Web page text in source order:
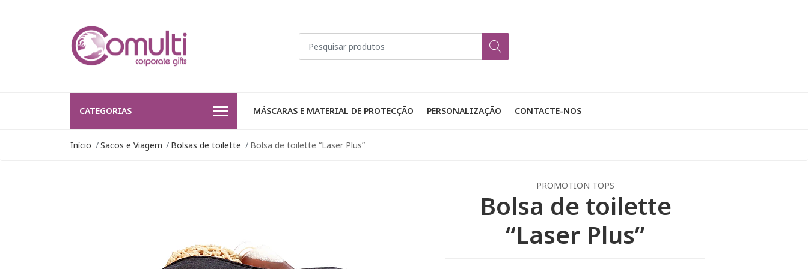
CATEGORIAS MÁSCARAS E MATERIAL DE PROTECÇÃO PERSONALIZAÇÃO CONTACTE-NOS
Início Sacos e Viagem Bolsas de toilette Bolsa de toilette “Laser Plus”
PROMOTION TOPS
Bolsa de toilette
“Laser Plus”